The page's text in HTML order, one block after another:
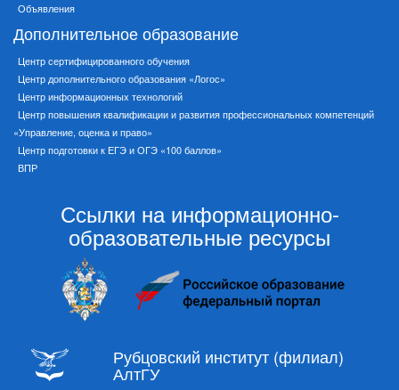
Объявления
Дополнительное образование
Центр сертифицированного обучения
Центр дополнительного образования «Логос»
Центр информационных технологий
Центр повышения квалификации и развития профессиональных компетенций
«Управление, оценка и право»
Центр подготовки к ЕГЭ и ОГЭ «100 баллов»
ВПР
Ссылки на информационно-
образовательные ресурсы
Рубцовский институт (филиал)
АлтГУ